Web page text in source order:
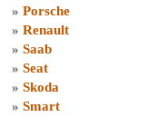
» Porsche
» Renault
» Saab
» Seat
» Skoda
» Smart